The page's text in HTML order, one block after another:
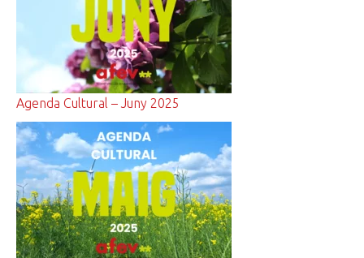
Agenda Cultural – Juny 2025